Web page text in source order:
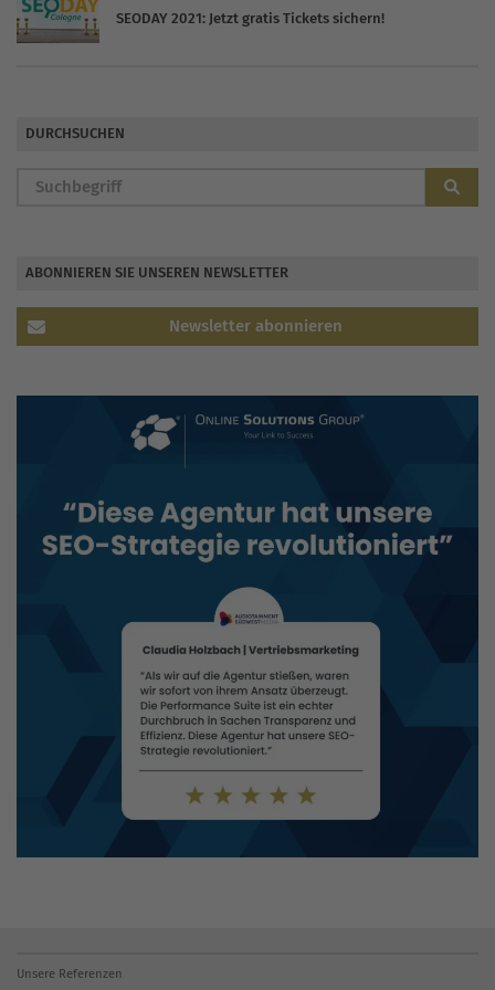
SEODAY 2021: Jetzt gratis Tickets sichern!
DURCHSUCHEN
ABONNIEREN SIE UNSEREN NEWSLETTER
Newsletter abonnieren
Unsere Referenzen